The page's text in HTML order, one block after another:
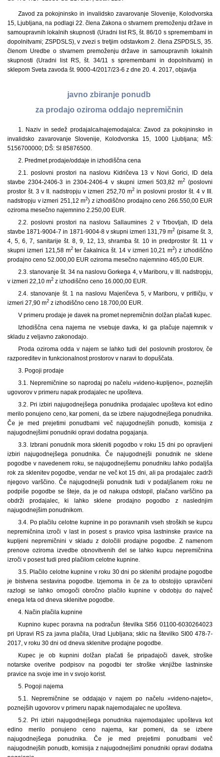
Zavod za pokojninsko in invalidsko zavarovanje Slovenije, Kolodvorska
15, Ljubljana, na podlagi 22. člena Zakona o stvarnem premoženju države in
samoupravnih lokalnih skupnosti (Uradni list RS, št. 86/10 s spremembami in
dopolnitvami; ZSPDSLS), v zvezi s tretjim odstavkom 2. člena ZSPDSLS, 35.
členom Uredbe o stvarnem premoženju države in samoupravnih lokalnih
skupnosti (Uradni list RS, št. 34/11 s spremembami in dopolnitvami) in
sklepom Sveta zavoda št. 9000-4/2017/23-6 z dne 20. 4. 2017, objavlja
javno zbiranje ponudb
za prodajo oziroma oddajo nepremičnin
1. Naziv in sedež prodajalca/najemodajalca: Zavod za pokojninsko in
invalidsko zavarovanje Slovenije, Kolodvorska 15, 1000 Ljubljana; MŠ:
5156700000; DŠ: SI 85876500.
2. Predmet prodaje/oddaje in izhodiščna cena
2.1. poslovni prostori na naslovu Kidričeva 13 v Novi Gorici, ID dela
stavbe 2304-2406-3 in 2304-2406-4 v skupni izmeri 503,82 m2 (poslovni
prostor št. 3 v II. nadstropju v izmeri 252,70 m2in poslovni prostor št. 4 v III.
nadstropju v izmeri 251,12 m2) z izhodiščno prodajno ceno 266.550,00 EUR
oziroma mesečno najemnino 2.250,00 EUR.
2.2. poslovni prostori na naslovu Sallaumines 2 v Trbovljah, ID dela
stavbe 1871-9004-7 in 1871-9004-8 v skupni izmeri 131,79 m2 (pisarne št. 3,
4, 5, 6, 7, sanitarije št. 8, 9, 12, 13, shramba št. 10 in predprostor št. 11 v
skupni izmeri 121,58 m2ter čakalnica št. 14 v izmeri 10,21 m2) z izhodiščno
prodajno ceno 52.000,00 EUR oziroma mesečno najemnino 465,00 EUR.
2.3. stanovanje št. 34 na naslovu Gorkega 4, v Mariboru, v III. nadstropju,
v izmeri 22,10 m2 z izhodiščno ceno 16.000,00 EUR.
2.4. stanovanje št. 1 na naslovu Majeričeva 5, v Mariboru, v pritličju, v
izmeri 27,90 m2 z izhodiščno ceno 18.700,00 EUR.
V primeru prodaje je davek na promet nepremičnin dolžan plačati kupec.
Izhodiščna cena najema ne vsebuje davka, ki ga plačuje najemnik v
skladu z veljavno zakonodajo.
Proda oziroma odda v najem se lahko tudi del poslovnih prostorov, če
razporeditev in funkcionalnost prostorov v naravi to dopuščata.
3. Pogoji prodaje
3.1. Nepremičnine so naprodaj po načelu »videno-kupljeno«, poznejših
ugovorov v primeru napak prodajalec ne upošteva.
3.2. Pri izbiri najugodnejšega ponudnika prodajalec upošteva kot edino
merilo ponujeno ceno, kar pomeni, da se izbere najugodnejšega ponudnika.
Če je med prejetimi ponudbami več najugodnejših ponudb, komisija z
najugodnejšimi ponudniki opravi dodatna pogajanja.
3.3. Izbrani ponudnik mora skleniti pogodbo v roku 15 dni po opravljeni
izbiri najugodnejšega ponudnika. Če najugodnejši ponudnik ne sklene
pogodbe v navedenem roku, se najugodnejšemu ponudniku lahko podaljša
rok za sklenitev pogodbe, vendar ne več kot 15 dni, ali pa prodajalec zadrži
njegovo varščino. Če najugodnejši ponudnik tudi v podaljšanem roku ne
podpiše pogodbe se šteje, da je od nakupa odstopil, plačano varščino pa
obdrži prodajalec, ki lahko sklene prodajno pogodbo z naslednjim
najugodnejšim ponudnikom.
3.4. Po plačilu celotne kupnine in po poravnanih vseh stroških se kupcu
nepremičnina izroči v last in posest s pravico vpisa lastninske pravice na
kupljeni nepremičnini v skladu z določili prodajne pogodbe. Z namenom
prenove oziroma izvedbe obnovitvenih del se lahko kupcu nepremičnina
izroči v posest tudi pred plačilom celotne kupnine.
3.5. Plačilo celotne kupnine v roku 30 dni po sklenitvi prodajne pogodbe
je bistvena sestavina pogodbe. Izjemoma in če za to obstojijo upravičeni
razlogi se lahko omogoči obročno plačilo kupnine v obdobju do največ
enega leta od dneva sklenitve pogodbe.
4. Način plačila kupnine
Kupnino kupec poravna na podračun številka SI56 01100-6030264023
pri Upravi RS za javna plačila, Urad Ljubljana; sklic na številko SI00 478-7-
2017, v roku 30 dni od dneva sklenitve prodajne pogodbe.
Kupec je ob kupnini dolžan plačati še pripadajoči davek, stroške
notarske overitve podpisov na pogodbi ter stroške vknjižbe lastninske
pravice na svoje ime in v svojo korist.
5. Pogoji najema
5.1. Nepremičnine se oddajajo v najem po načelu »videno-najeto«,
poznejših ugovorov v primeru napak najemodajalec ne upošteva.
5.2. Pri izbiri najugodnejšega ponudnika najemodajalec upošteva kot
edino merilo ponujeno ceno najema, kar pomeni, da se izbere
najugodnejšega ponudnika. Če je med prejetimi ponudbami več
najugodnejših ponudb, komisija z najugodnejšimi ponudniki opravi dodatna